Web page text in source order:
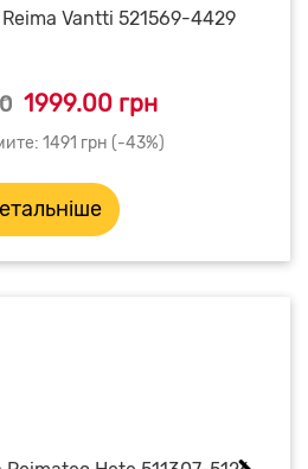
Vantti 521569-4429
1999.00 грн
1491 грн (-43%)